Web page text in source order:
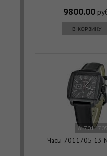
9800.00
в корзину
Часы 7011705 13